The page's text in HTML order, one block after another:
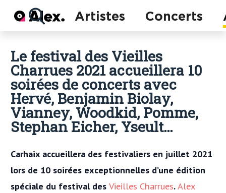
Artistes Concerts
Concerts
Le festival des Vieilles
Charrues 2021 accueillera 10
soirées de concerts avec
Hervé, Benjamin Biolay,
Vianney, Woodkid, Pomme,
Stephan Eicher, Yseult…
Carhaix accueillera des festivaliers en juillet 2021
lors de 10 soirées exceptionnelles d’une édition
spéciale du festival des Vieilles Charrues.Alex